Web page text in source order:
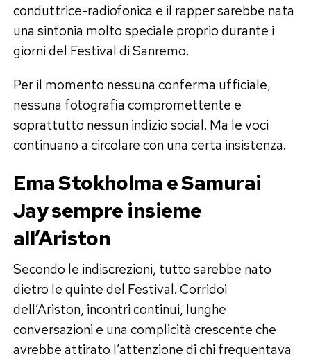
conduttrice-radiofonica e il rapper sarebbe nata
una sintonia molto speciale proprio durante i
giorni del Festival di Sanremo.
Per il momento nessuna conferma ufficiale,
nessuna fotografia compromettente e
soprattutto nessun indizio social. Ma le voci
continuano a circolare con una certa insistenza.
Ema Stokholma e Samurai
Jay sempre insieme
all’Ariston
Secondo le indiscrezioni, tutto sarebbe nato
dietro le quinte del Festival. Corridoi
dell’Ariston, incontri continui, lunghe
conversazioni e una complicità crescente che
avrebbe attirato l’attenzione di chi frequentava